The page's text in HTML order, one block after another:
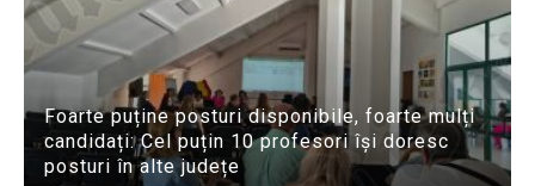
Foarte puține posturi disponibile, foarte mulți
candidați: Cel puțin 10 profesori își doresc
posturi în alte județe